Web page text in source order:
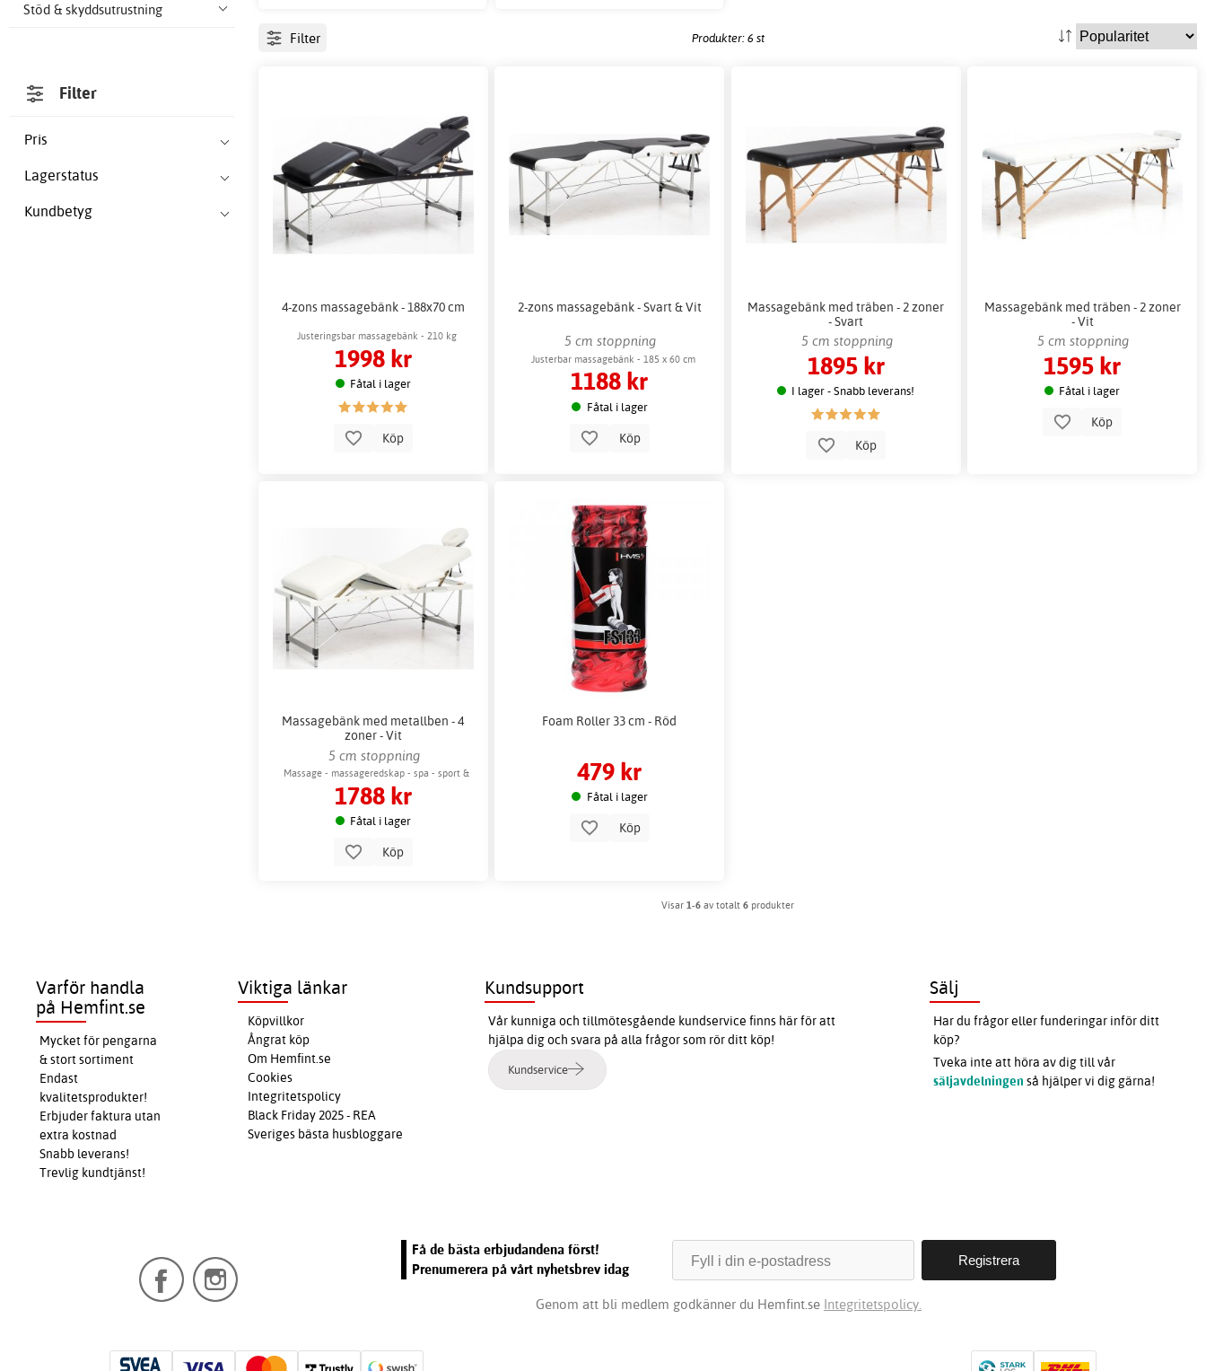
Stöd & skyddsutrustning
Filter
Pris
Lagerstatus
Kundbetyg
Filter Produkter: 6 st
4-zons massagebänk - 188x70 cm
Justeringsbar massagebänk - 210 kg
1998 kr
Fåtal i lager
Köp
2-zons massagebänk - Svart & Vit
5 cm stoppning
Justerbar massagebänk - 185 x 60 cm
1188 kr
Fåtal i lager
Köp
Massagebänk med träben - 2 zoner
- Svart
5 cm stoppning
1895 kr
I lager - Snabb leverans!
Köp
Massagebänk med träben - 2 zoner
- Vit
5 cm stoppning
1595 kr
Fåtal i lager
Köp
Massagebänk med metallben - 4
zoner - Vit
5 cm stoppning
Massage - massageredskap - spa - sport &
fritid
1788 kr
Fåtal i lager
Köp
Foam Roller 33 cm - Röd
479 kr
Fåtal i lager
Köp
Visar1-6 av totalt6 produkter
Varför handla
på Hemfint.se
Mycket för pengarna
& stort sortiment
Endast
kvalitetsprodukter!
Erbjuder faktura utan
extra kostnad
Snabb leverans!
Trevlig kundtjänst!
Viktiga länkar
Köpvillkor
Ångrat köp
Om Hemfint.se
Cookies
Integritetspolicy
Black Friday 2025 - REA
Sveriges bästa husbloggare
Kundsupport
Vår kunniga och tillmötesgående kundservice finns här för att
hjälpa dig och svara på alla frågor som rör ditt köp!
Kundservice
Sälj
Har du frågor eller funderingar inför ditt
köp?
Tveka inte att höra av dig till vår
säljavdelningen så hjälper vi dig gärna!
Få de bästa erbjudandena först!
Prenumerera på vårt nyhetsbrev idag
Genom att bli medlem godkänner du Hemfint.se Integritetspolicy.